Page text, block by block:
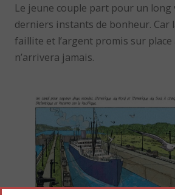
Le jeune couple part pour un long
derniers instants de bonheur. Car
faillite et l’argent promis sur place
n’arrivera jamais.